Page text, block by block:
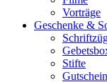
Vorträge
Geschenke &
Stifte